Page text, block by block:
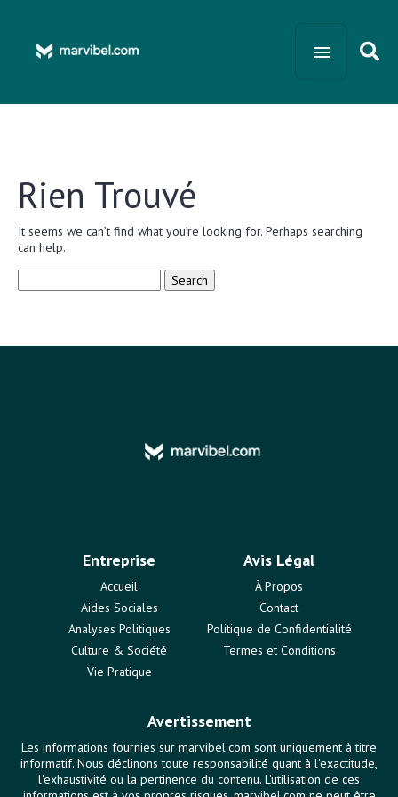
Rien Trouvé
It seems we can’t find what you’re looking for. Perhaps searching
can help.
Entreprise
Accueil
Aides Sociales
Analyses Politiques
Culture & Société
Vie Pratique
Avis Légal
À Propos
Contact
Politique de Confidentialité
Termes et Conditions
Avertissement
Les informations fournies sur marvibel.com sont uniquement à titre
informatif. Nous déclinons toute responsabilité quant à l'exactitude,
l'exhaustivité ou la pertinence du contenu. L'utilisation de ces